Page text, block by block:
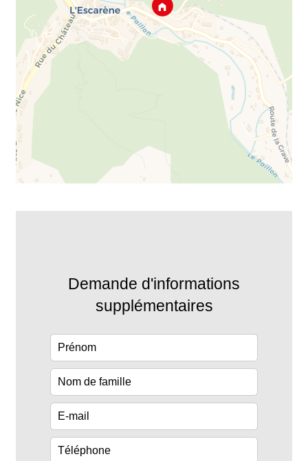
Demande d'informations
supplémentaires